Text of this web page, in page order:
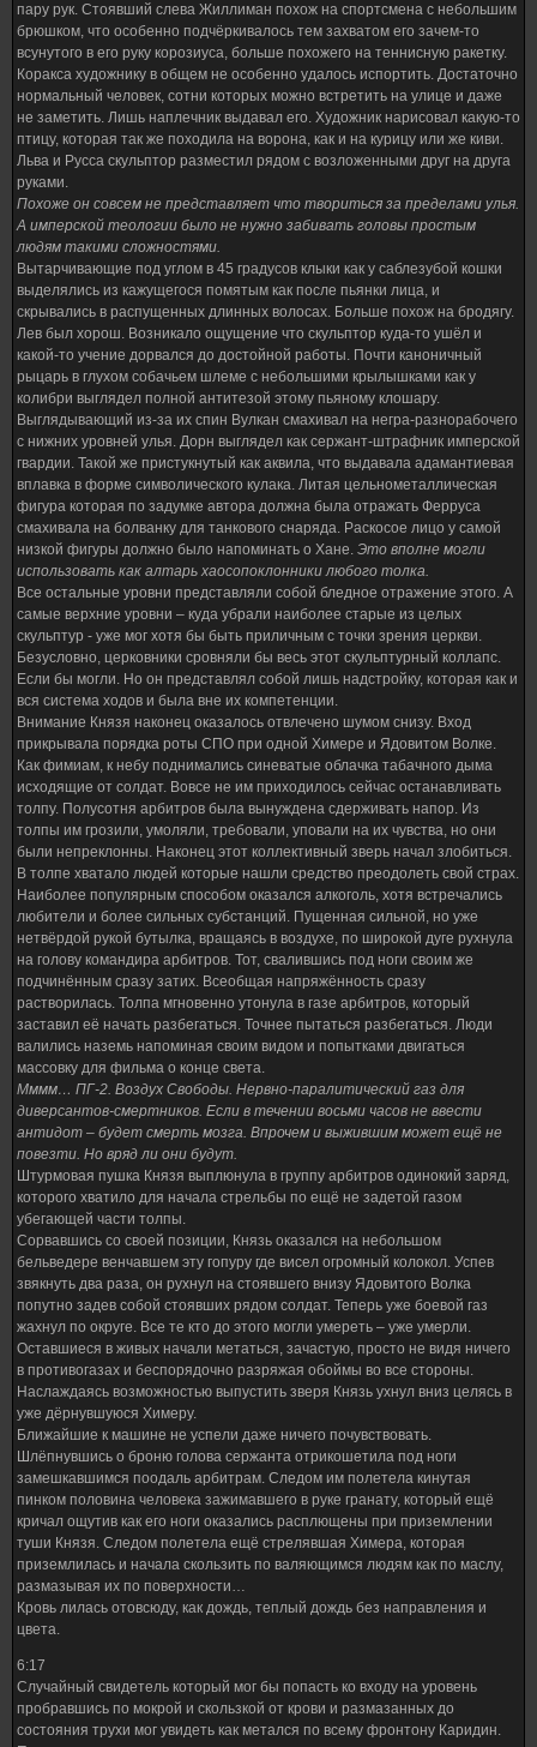
пару рук. Стоявший слева Жиллиман похож на спортсмена с небольшим
брюшком, что особенно подчёркивалось тем захватом его зачем-то
всунутого в его руку корозиуса, больше похожего на теннисную ракетку.
Коракса художнику в общем не особенно удалось испортить. Достаточно
нормальный человек, сотни которых можно встретить на улице и даже
не заметить. Лишь наплечник выдавал его. Художник нарисовал какую-то
птицу, которая так же походила на ворона, как и на курицу или же киви.
Льва и Русса скульптор разместил рядом с возложенными друг на друга
руками.
Похоже он совсем не представляет что твориться за пределами улья.
А имперской теологии было не нужно забивать головы простым
людям такими сложностями.
Вытарчивающие под углом в 45 градусов клыки как у саблезубой кошки
выделялись из кажущегося помятым как после пьянки лица, и
скрывались в распущенных длинных волосах. Больше похож на бродягу.
Лев был хорош. Возникало ощущение что скульптор куда-то ушёл и
какой-то учение дорвался до достойной работы. Почти каноничный
рыцарь в глухом собачьем шлеме с небольшими крылышками как у
колибри выглядел полной антитезой этому пьяному клошару.
Выглядывающий из-за их спин Вулкан смахивал на негра-разнорабочего
с нижних уровней улья. Дорн выглядел как сержант-штрафник имперской
гвардии. Такой же пристукнутый как аквила, что выдавала адамантиевая
вплавка в форме символического кулака. Литая цельнометаллическая
фигура которая по задумке автора должна была отражать Ферруса
смахивала на болванку для танкового снаряда. Раскосое лицо у самой
низкой фигуры должно было напоминать о Хане. Это вполне могли
использовать как алтарь хаосопоклонники любого толка.
Все остальные уровни представляли собой бледное отражение этого. А
самые верхние уровни – куда убрали наиболее старые из целых
скульптур - уже мог хотя бы быть приличным с точки зрения церкви.
Безусловно, церковники сровняли бы весь этот скульптурный коллапс.
Если бы могли. Но он представлял собой лишь надстройку, которая как и
вся система ходов и была вне их компетенции.
Внимание Князя наконец оказалось отвлечено шумом снизу. Вход
прикрывала порядка роты СПО при одной Химере и Ядовитом Волке.
Как фимиам, к небу поднимались синеватые облачка табачного дыма
исходящие от солдат. Вовсе не им приходилось сейчас останавливать
толпу. Полусотня арбитров была вынуждена сдерживать напор. Из
толпы им грозили, умоляли, требовали, уповали на их чувства, но они
были непреклонны. Наконец этот коллективный зверь начал злобиться.
В толпе хватало людей которые нашли средство преодолеть свой страх.
Наиболее популярным способом оказался алкоголь, хотя встречались
любители и более сильных субстанций. Пущенная сильной, но уже
нетвёрдой рукой бутылка, вращаясь в воздухе, по широкой дуге рухнула
на голову командира арбитров. Тот, свалившись под ноги своим же
подчинённым сразу затих. Всеобщая напряжённость сразу
растворилась. Толпа мгновенно утонула в газе арбитров, который
заставил её начать разбегаться. Точнее пытаться разбегаться. Люди
валились наземь напоминая своим видом и попытками двигаться
массовку для фильма о конце света.
Мммм… ПГ-2. Воздух Свободы. Нервно-паралитический газ для
диверсантов-смертников. Если в течении восьми часов не ввести
антидот – будет смерть мозга. Впрочем и выжившим может ещё не
повезти. Но вряд ли они будут.
Штурмовая пушка Князя выплюнула в группу арбитров одинокий заряд,
которого хватило для начала стрельбы по ещё не задетой газом
убегающей части толпы.
Сорвавшись со своей позиции, Князь оказался на небольшом
бельведере венчавшем эту гопуру где висел огромный колокол. Успев
звякнуть два раза, он рухнул на стоявшего внизу Ядовитого Волка
попутно задев собой стоявших рядом солдат. Теперь уже боевой газ
жахнул по округе. Все те кто до этого могли умереть – уже умерли.
Оставшиеся в живых начали метаться, зачастую, просто не видя ничего
в противогазах и беспорядочно разряжая обоймы во все стороны.
Наслаждаясь возможностью выпустить зверя Князь ухнул вниз целясь в
уже дёрнувшуюся Химеру.
Ближайшие к машине не успели даже ничего почувствовать.
Шлёпнувшись о броню голова сержанта отрикошетила под ноги
замешкавшимся поодаль арбитрам. Следом им полетела кинутая
пинком половина человека зажимавшего в руке гранату, который ещё
кричал ощутив как его ноги оказались расплющены при приземлении
туши Князя. Следом полетела ещё стрелявшая Химера, которая
приземлилась и начала скользить по валяющимся людям как по маслу,
размазывая их по поверхности…
Кровь лилась отовсюду, как дождь, теплый дождь без направления и
цвета.
6:17
Случайный свидетель который мог бы попасть ко входу на уровень
пробравшись по мокрой и скользкой от крови и размазанных до
состояния трухи мог увидеть как метался по всему фронтону Каридин.